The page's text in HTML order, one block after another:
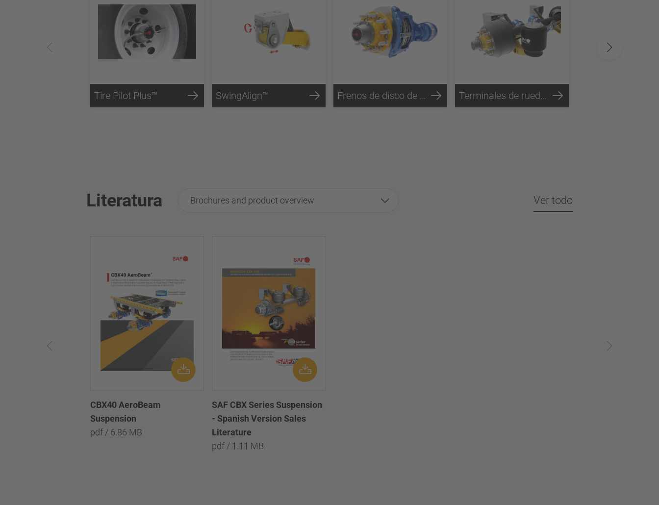
Tire Pilot Plus™ SwingAlign™ Frenos de disco de aire P89™ Terminales de rueda de freno de tambor SC5
Literatura Brochures and product overview Ver todo
CBX40 AeroBeam
Suspension
pdf / 6.86 MB
SAF CBX Series Suspension
- Spanish Version Sales
Literature
pdf / 1.11 MB